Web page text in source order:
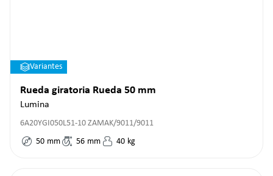
Variantes
Rueda giratoria Rueda 50 mm
Lumina
6A20YGI050L51-10 ZAMAK/9011/9011
50 mm 56 mm 40 kg